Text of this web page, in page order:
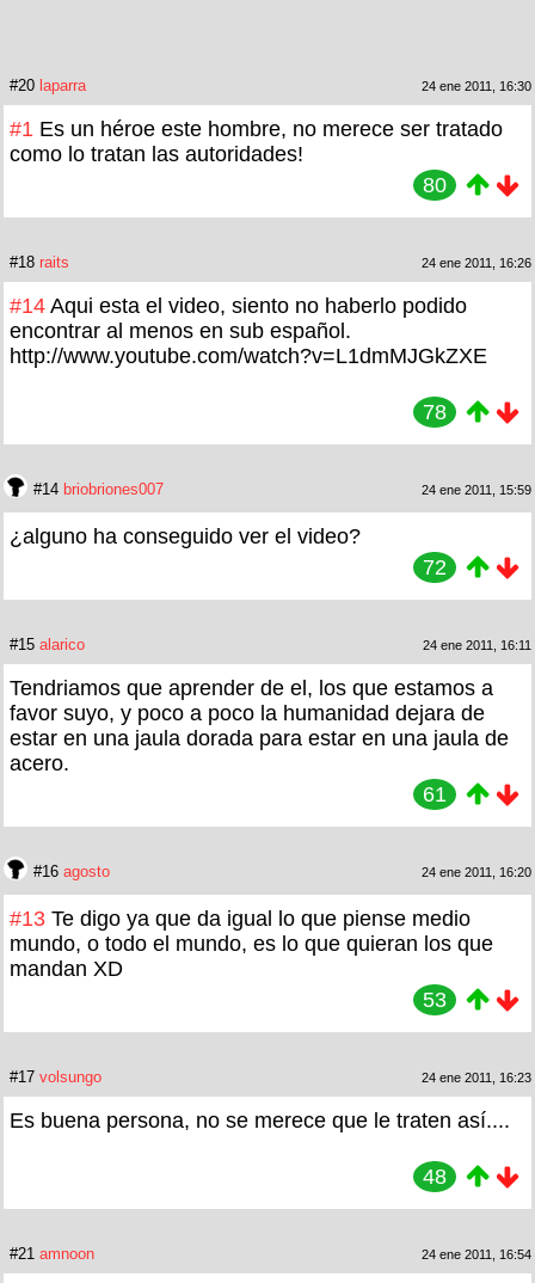
#20 laparra 24 ene 2011, 16:30
#1 Es un héroe este hombre, no merece ser tratado
como lo tratan las autoridades!
80
#18 raits 24 ene 2011, 16:26
#14 Aqui esta el video, siento no haberlo podido
encontrar al menos en sub español.
http://www.youtube.com/watch?v=L1dmMJGkZXE
78
#14 briobriones007 24 ene 2011, 15:59
¿alguno ha conseguido ver el video?
72
#15 alarico 24 ene 2011, 16:11
Tendriamos que aprender de el, los que estamos a
favor suyo, y poco a poco la humanidad dejara de
estar en una jaula dorada para estar en una jaula de
acero.
61
#16 agosto 24 ene 2011, 16:20
#13 Te digo ya que da igual lo que piense medio
mundo, o todo el mundo, es lo que quieran los que
mandan XD
53
#17 volsungo 24 ene 2011, 16:23
Es buena persona, no se merece que le traten así....
48
#21 amnoon 24 ene 2011, 16:54